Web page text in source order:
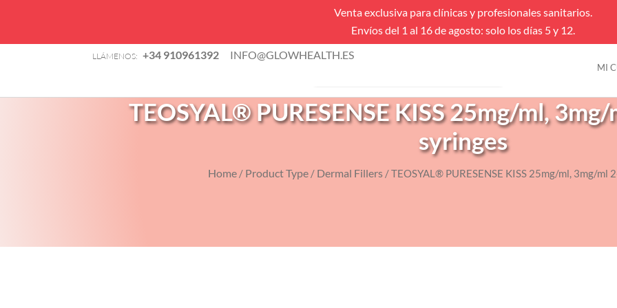
Venta exclusiva para clínicas y profesionales sanitarios.
Envíos del 1 al 16 de agosto: solo los días 5 y 12.
LLÁMENOS: +34 910961392 INFO@GLOWHEALTH.ES
MI
Búsqueda
VENTAS FLASH
TEOSYAL® PURESENSE KISS 25mg/ml,
syringes
Home / Product Type / Dermal Fillers / TEOSYAL® PURESENSE KISS 25mg/ml, 3mg/ml